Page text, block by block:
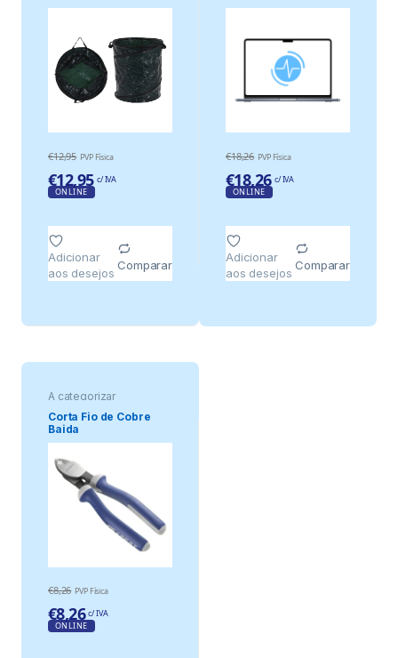
€12,95 PVP Física
€12,95 c/ IVA
ONLINE
Adicionar
aos desejos
Comparar
€18,26 PVP Física
€18,26 c/ IVA
ONLINE
Adicionar
aos desejos
Comparar
A categorizar
Corta Fio de Cobre
Baida
€8,26 PVP Física
€8,26 c/ IVA
ONLINE